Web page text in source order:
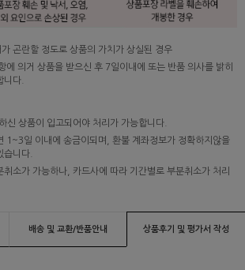
곤란할 정도로 상품의 가치가 상실된 경우
에 의거 상품을 받으신 후 7일이내에 또는 반품 의사를 밝히
니다.
신 상품이 입고되어야 처리가 가능합니다.
1~3일 이내에 송금이되며, 환불 계좌정보가 정확하지않을
습니다.
소가 가능하나, 카드사에 따라 기간별로 부분취소가 처리
배송 및 교환/반품안내 상품후기 및 평가서 작성